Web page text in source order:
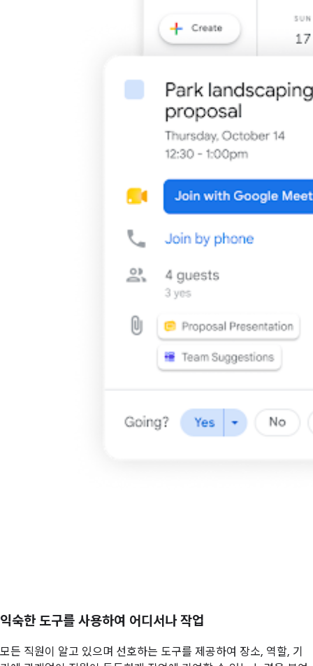
익숙한 도구를 사용하여 어디서나 작업
모든 직원이 알고 있으며 선호하는 도구를 제공하여 장소, 역할, 기